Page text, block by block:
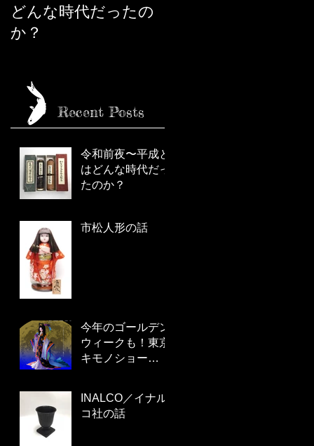
Recent Posts
どんな時代だったの
か？
令和前夜〜平成と
はどんな時代だっ
たのか？
市松人形の話
今年のゴールデン
ウィークも！東京
キモノショー
INALCO／イナル
コ社の話